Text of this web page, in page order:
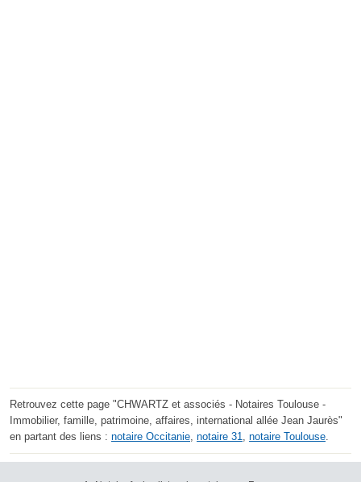
Retrouvez cette page "CHWARTZ et associés - Notaires Toulouse -
Immobilier, famille, patrimoine, affaires, international allée Jean Jaurès"
en partant des liens : notaire Occitanie, notaire 31, notaire Toulouse.